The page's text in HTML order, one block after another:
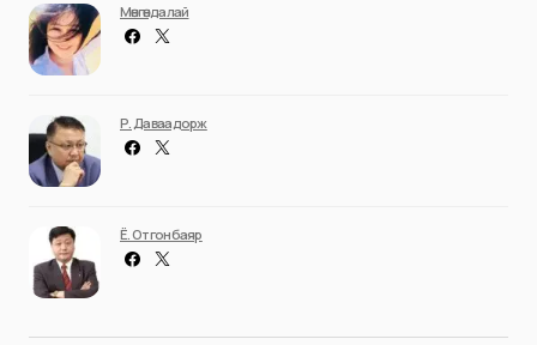
Мөнгөндалай
Р. Даваадорж
Ё. Отгонбаяр